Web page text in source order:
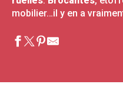
mobilier…il y en a